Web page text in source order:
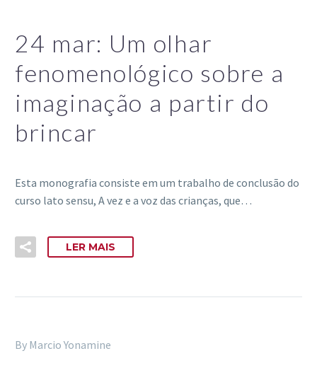
24 mar: Um olhar
fenomenológico sobre a
imaginação a partir do
brincar
Esta monografia consiste em um trabalho de conclusão do
curso lato sensu, A vez e a voz das crianças, que…
LER MAIS
By Marcio Yonamine